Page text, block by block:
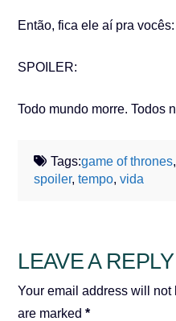
Então, fica ele aí pra vocês:
SPOILER:
Todo mundo morre. Todos
Tags:game of thrones,
spoiler,tempo,vida
LEAVE A REPLY
Your email address will not
are marked*